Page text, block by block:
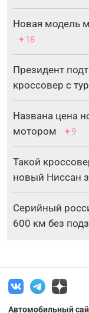
Новая модель
✦18
Президент
кроссовер с
Названа цена
мотором
✦9
Такой
новый Ниссан
Серийный
600 км без
Автомобильный